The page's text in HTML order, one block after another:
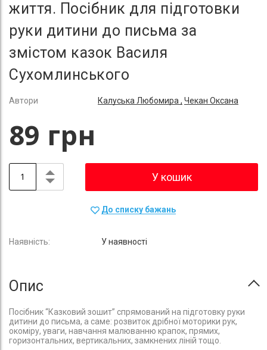
життя. Посібник для підготовки
руки дитини до письма за
змістом казок Василя
Сухомлинського
Автори Калуська Любомира , Чекан Оксана
89 грн
У кошик
До списку бажань
У наявності
Опис
Посібник “Казковий зошит” спрямований на підготовку руки
дитини до письма, а саме: розвиток дрібної моторики рук,
окоміру, уваги, навчання малюванню крапок, прямих,
горизонтальних, вертикальних, замкнених ліній тощо.